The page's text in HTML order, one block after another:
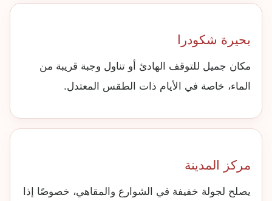
بحيرة شكودرا
مكان جميل للتوقف الهادئ أو تناول وجبة قريبة من
الماء، خاصة في الأيام ذات الطقس المعتدل.
مركز المدينة
يصلح لجولة خفيفة في الشوارع والمقاهي، خصوصًا إذا